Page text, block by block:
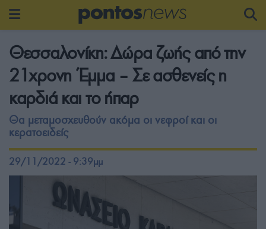
Θεσσαλονίκη: Δώρα ζωής από την
21χρονη Έμμα – Σε ασθενείς η
καρδιά και το ήπαρ
Θα μεταμοσχευθούν ακόμα οι νεφροί και οι
κερατοειδείς
29/11/2022 - 9:39μμ